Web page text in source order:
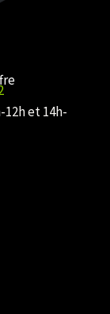
12h et 14h-